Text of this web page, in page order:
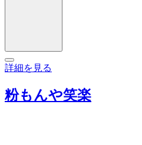
詳細を見る
粉もんや笑楽